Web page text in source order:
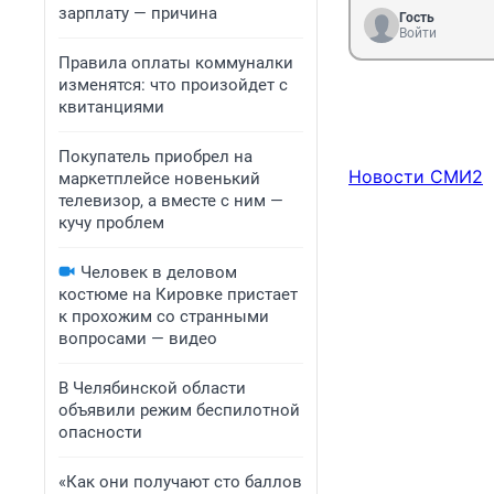
зарплату — причина
Правила оплаты коммуналки
изменятся: что произойдет с
квитанциями
Покупатель приобрел на
маркетплейсе новенький
телевизор, а вместе с ним —
кучу проблем
Человек в деловом
костюме на Кировке пристает
к прохожим со странными
вопросами — видео
В Челябинской области
объявили режим беспилотной
опасности
«Как они получают сто баллов
Гость
Войти
Новости СМИ2